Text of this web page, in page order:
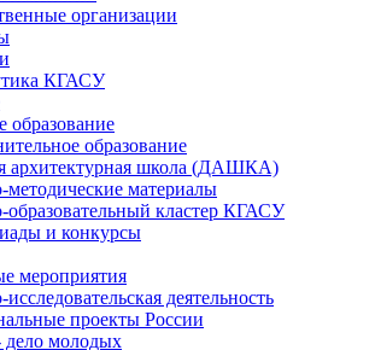
организации
КГАСУ
образование
образование
архитектурная школа (ДАШКА)
методические материалы
образовательный кластер КГАСУ
и конкурсы
мероприятия
деятельность
проекты России
дело молодых